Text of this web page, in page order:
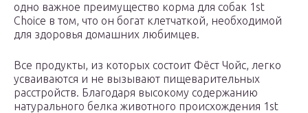
одно важное преимущество корма для собак 1st
Choice в том, что он богат клетчаткой, необходимой
для здоровья домашних любимцев.
Все продукты, из которых состоит Фёст Чойс, легко
усваиваются и не вызывают пищеварительных
расстройств. Благодаря высокому содержанию
натурального белка животного происхождения 1st